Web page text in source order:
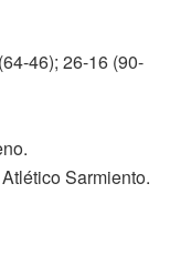
46); 26-16 (90-
Sarmiento.